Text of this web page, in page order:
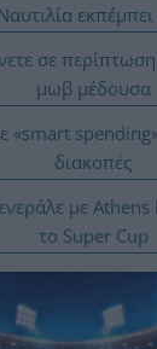
εκπέμπει
σε
μωβ μέδουσα
«smart spending»
διακοπές
με
το Super Cup